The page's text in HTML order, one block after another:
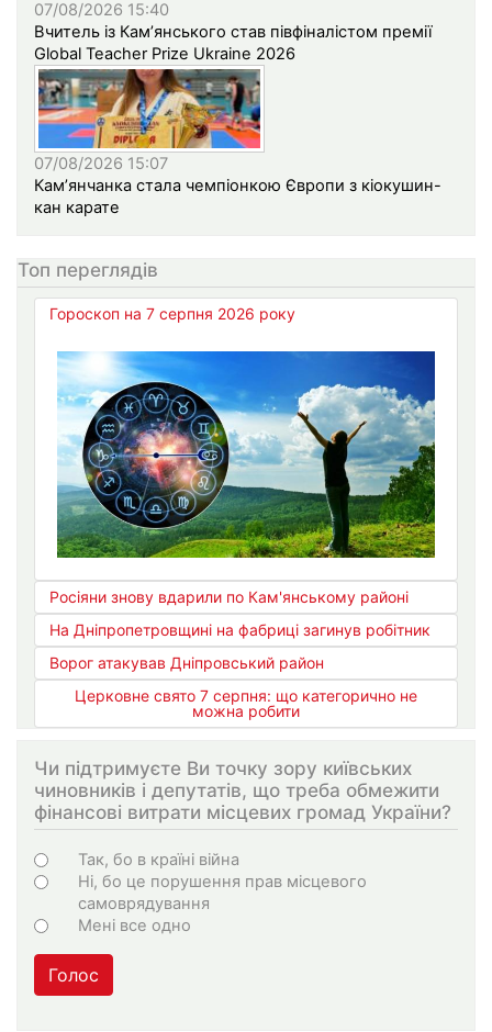
07/08/2026 15:40
Вчитель із Кам’янського став півфіналістом премії
Global Teacher Prize Ukraine 2026
07/08/2026 15:07
Кам’янчанка стала чемпіонкою Європи з кіокушин-
кан карате
Топ переглядів
Гороскоп на 7 серпня 2026 року
Росіяни знову вдарили по Кам'янському районі
На Дніпропетровщині на фабриці загинув робітник
Ворог атакував Дніпровський район
Церковне свято 7 серпня: що категорично не
можна робити
Чи підтримуєте Ви точку зору київських
чиновників і депутатів, що треба обмежити
фінансові витрати місцевих громад України?
Choices
Так, бо в країні війна
Ні, бо це порушення прав місцевого
самоврядування
Мені все одно
Голос